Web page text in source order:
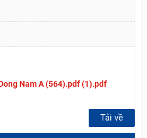
Nam A (564).pdf (1).pdf
Tải về